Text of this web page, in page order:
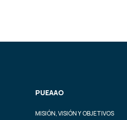
PUEAAO
MISIÓN, VISIÓN Y OBJETIVOS